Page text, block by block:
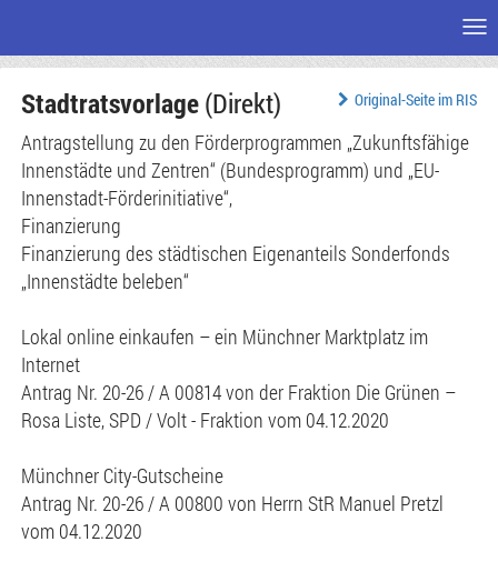
Seiteninhalt
Original-Seite im RIS
Stadtratsvorlage(Direkt)
Antragstellung zu den Förderprogrammen „Zukunftsfähige
Innenstädte und Zentren“ (Bundesprogramm) und „EU-
Innenstadt-Förderinitiative“,
Finanzierung
Finanzierung des städtischen Eigenanteils Sonderfonds
„Innenstädte beleben“
Lokal online einkaufen – ein Münchner Marktplatz im
Internet
Antrag Nr. 20-26 / A 00814 von der Fraktion Die Grünen –
Rosa Liste, SPD / Volt - Fraktion vom 04.12.2020
Münchner City-Gutscheine
Antrag Nr. 20-26 / A 00800 von Herrn StR Manuel Pretzl
vom 04.12.2020